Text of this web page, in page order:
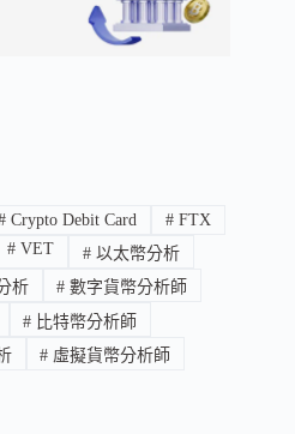
Crypto Debit Card # FTX
# VET # 以太幣分析
析 # 數字貨幣分析師
# 比特幣分析師
# 虛擬貨幣分析師